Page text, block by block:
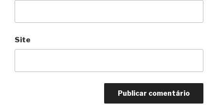
Site